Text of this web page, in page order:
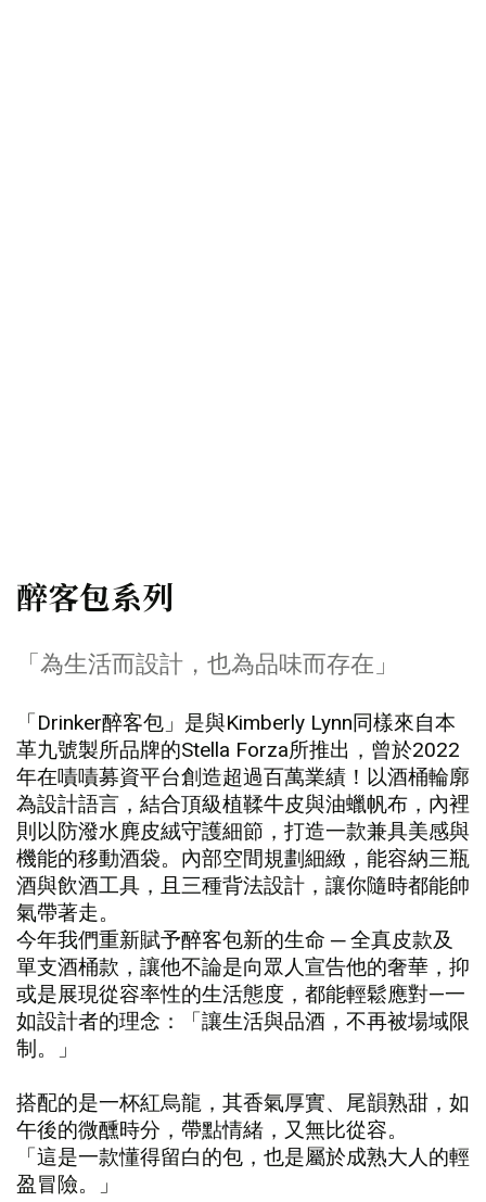
醉客包系列
「為生活而設計，也為品味而存在」
「Drinker醉客包」是與Kimberly Lynn同樣來自本
革九號製所品牌的Stella Forza所推出，曾於2022
年在嘖嘖募資平台創造超過百萬業績！以酒桶輪廓
為設計語言，結合頂級植鞣牛皮與油蠟帆布，內裡
則以防潑水麂皮絨守護細節，打造一款兼具美感與
機能的移動酒袋。內部空間規劃細緻，能容納三瓶
酒與飲酒工具，且三種背法設計，讓你隨時都能帥
氣帶著走。
今年我們重新賦予醉客包新的生命 ─ 全真皮款及
單支酒桶款，讓他不論是向眾人宣告他的奢華，抑
或是展現從容率性的生活態度，都能輕鬆應對—一
如設計者的理念：「讓生活與品酒，不再被場域限
制。」
搭配的是一杯紅烏龍，其香氣厚實、尾韻熟甜，如
午後的微醺時分，帶點情緒，又無比從容。
「這是一款懂得留白的包，也是屬於成熟大人的輕
盈冒險。」